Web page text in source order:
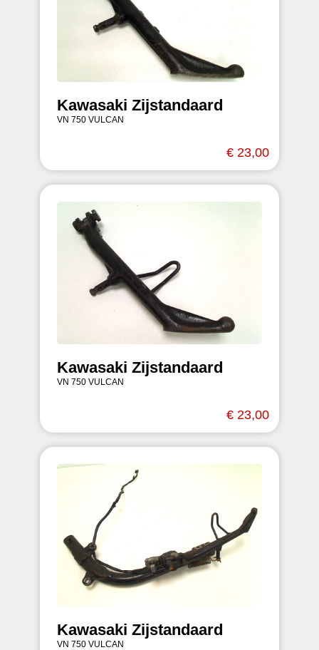
Kawasaki Zijstandaard
VN 750 VULCAN
€ 23,00
Kawasaki Zijstandaard
VN 750 VULCAN
€ 23,00
Kawasaki Zijstandaard
VN 750 VULCAN